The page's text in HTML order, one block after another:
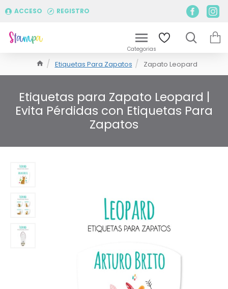
ACCESO REGISTRO
Etiquetas Para Zapatos Zapato Leopard
Etiquetas para Zapato Leopard |
Evita Pérdidas con Etiquetas Para
Zapatos